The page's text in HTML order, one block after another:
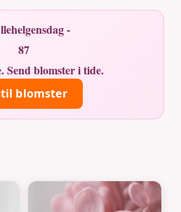
-
87
Send blomster i tide.
blomster